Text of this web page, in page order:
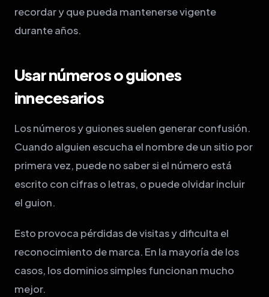
recordar y que pueda mantenerse vigente
durante años.
Usar números o guiones
innecesarios
Los números y guiones suelen generar confusión.
Cuando alguien escucha el nombre de un sitio por
primera vez, puede no saber si el número está
escrito con cifras o letras, o puede olvidar incluir
el guion.
Esto provoca pérdidas de visitas y dificulta el
reconocimiento de marca. En la mayoría de los
casos, los dominios simples funcionan mucho
mejor.